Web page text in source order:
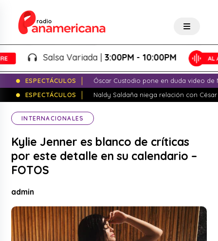
Salsa Variada |3:00PM - 10:00PM
ESPECTÁCULOS
Óscar Custodio pone en duda video de
ESPECTÁCULOS
Naldy Saldaña niega relación con
INTERNACIONALES
Kylie Jenner es blanco de críticas
por este detalle en su calendario –
FOTOS
admin